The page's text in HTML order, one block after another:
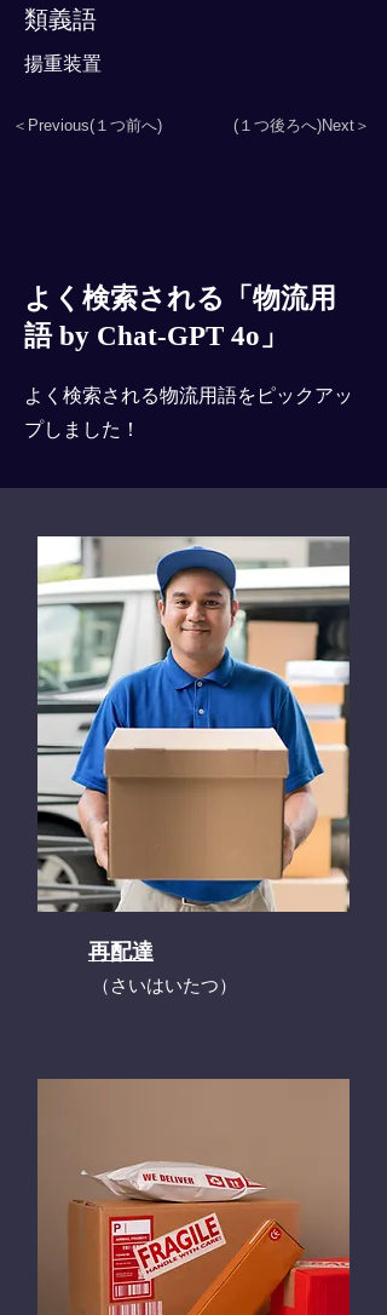
類義語
揚重装置
＜Previous(１つ前へ) (１つ後ろへ)Next＞
よく検索される「物流用
語 by Chat-GPT 4o」
よく検索される物流用語をピックアッ
プしました！
再配達
​（さいはいたつ）